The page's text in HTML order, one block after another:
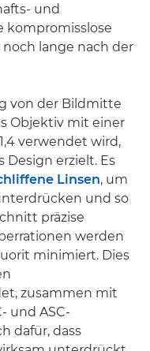
und
kompromisslose
lange nach der
von der Bildmitte
Objektiv mit einer
verwendet wird,
erzielt. Es
Linsen, um
und so
präzise
werden
minimiert. Dies
zusammen mit
und ASC-
dafür, dass